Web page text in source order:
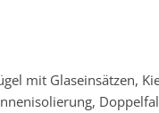
mit Glaseinsätzen,